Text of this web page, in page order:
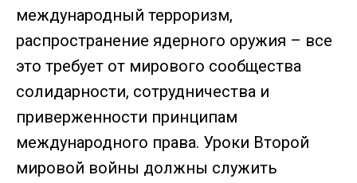
международный терроризм,
распространение ядерного оружия – все
это требует от мирового сообщества
солидарности, сотрудничества и
приверженности принципам
международного права. Уроки Второй
мировой войны должны служить